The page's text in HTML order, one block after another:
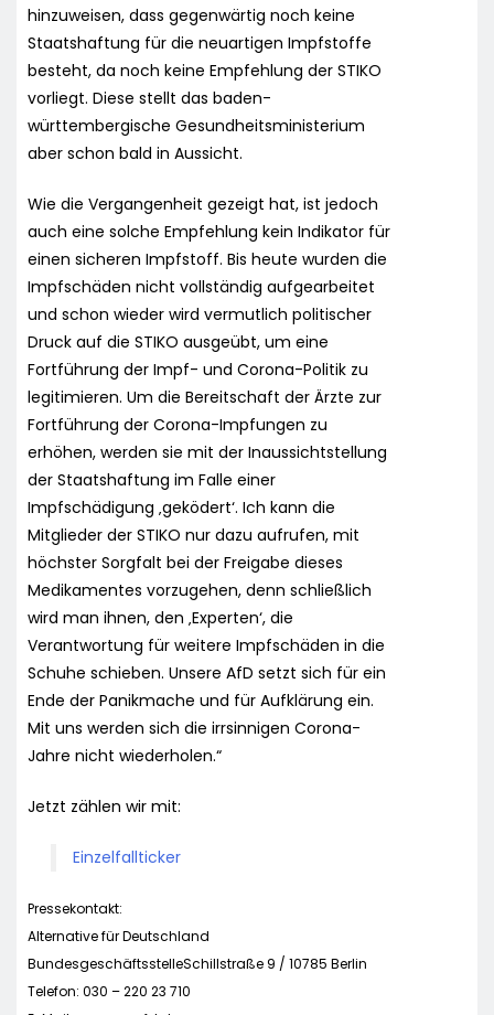
hinzuweisen, dass gegenwärtig noch keine
Staatshaftung für die neuartigen Impfstoffe
besteht, da noch keine Empfehlung der STIKO
vorliegt. Diese stellt das baden-
württembergische Gesundheitsministerium
aber schon bald in Aussicht.
Wie die Vergangenheit gezeigt hat, ist jedoch
auch eine solche Empfehlung kein Indikator für
einen sicheren Impfstoff. Bis heute wurden die
Impfschäden nicht vollständig aufgearbeitet
und schon wieder wird vermutlich politischer
Druck auf die STIKO ausgeübt, um eine
Fortführung der Impf- und Corona-Politik zu
legitimieren. Um die Bereitschaft der Ärzte zur
Fortführung der Corona-Impfungen zu
erhöhen, werden sie mit der Inaussichtstellung
der Staatshaftung im Falle einer
Impfschädigung ‚geködert‘. Ich kann die
Mitglieder der STIKO nur dazu aufrufen, mit
höchster Sorgfalt bei der Freigabe dieses
Medikamentes vorzugehen, denn schließlich
wird man ihnen, den ‚Experten‘, die
Verantwortung für weitere Impfschäden in die
Schuhe schieben. Unsere AfD setzt sich für ein
Ende der Panikmache und für Aufklärung ein.
Mit uns werden sich die irrsinnigen Corona-
Jahre nicht wiederholen.“
Jetzt zählen wir mit:
Einzelfallticker
Pressekontakt:
Alternative für Deutschland
BundesgeschäftsstelleSchillstraße 9 / 10785 Berlin
Telefon: 030 – 220 23 710